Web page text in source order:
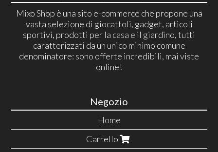
Mixo Shop è una sito e-commerce che propone una
vasta selezione di giocattoli, gadget, articoli
sportivi, prodotti per la casa e il giardino, tutti
caratterizzati da un unico minimo comune
denominatore: sono offerte incredibili, mai viste
online!
Negozio
Home
Carrello